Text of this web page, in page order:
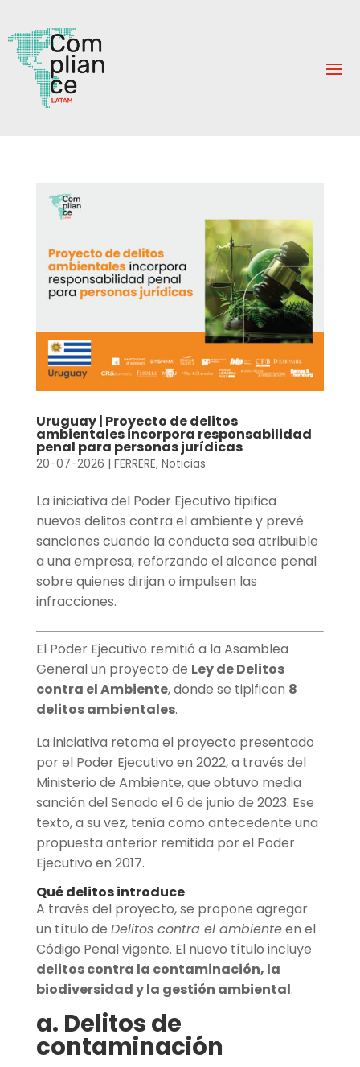
Uruguay | Proyecto de delitos
ambientales incorpora responsabilidad
penal para personas jurídicas
20-07-2026 | FERRERE, Noticias
La iniciativa del Poder Ejecutivo tipifica
nuevos delitos contra el ambiente y prevé
sanciones cuando la conducta sea atribuible
a una empresa, reforzando el alcance penal
sobre quienes dirijan o impulsen las
infracciones.
El Poder Ejecutivo remitió a la Asamblea
General un proyecto de Ley de Delitos
contra el Ambiente, donde se tipifican 8
delitos ambientales.
La iniciativa retoma el proyecto presentado
por el Poder Ejecutivo en 2022, a través del
Ministerio de Ambiente, que obtuvo media
sanción del Senado el 6 de junio de 2023. Ese
texto, a su vez, tenía como antecedente una
propuesta anterior remitida por el Poder
Ejecutivo en 2017.
Qué delitos introduce
A través del proyecto, se propone agregar
un título de Delitos contra el ambienteen el
Código Penal vigente. El nuevo título incluye
delitos contra la contaminación, la
biodiversidad y la gestión ambiental.
a. Delitos de
contaminación